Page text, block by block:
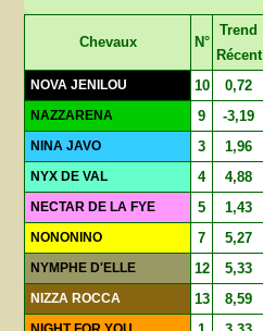
Chevaux N°
Trend
Récent
NOVA JENILOU 10 0,72
NAZZARENA 9 -3,19
NINA JAVO 3 1,96
NYX DE VAL 4 4,88
NECTAR DE LA FYE 5 1,43
NONONINO 7 5,27
NYMPHE D'ELLE 12 5,33
NIZZA ROCCA 13 8,59